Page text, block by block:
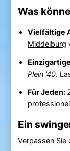
Was
Vielfältige
Middelburg
Plein '40.
Für Jeden:
Ein
Verpassen